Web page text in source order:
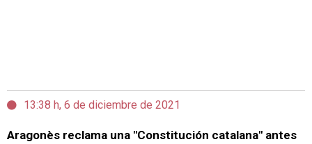
13:38 h, 6 de diciembre de 2021
Aragonès reclama una "Constitución catalana" antes